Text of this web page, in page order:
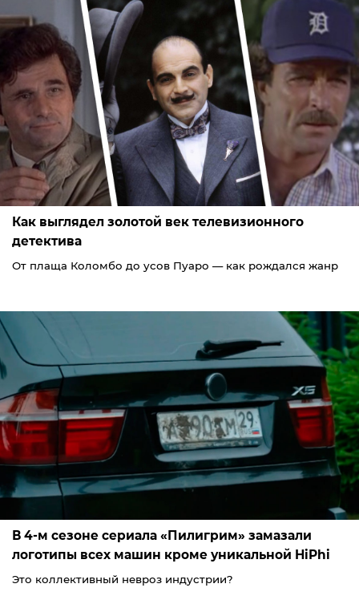
Как выглядел золотой век телевизионного
детектива
От плаща Коломбо до усов Пуаро — как рождался жанр
В 4-м сезоне сериала «Пилигрим» замазали
логотипы всех машин кроме уникальной HiPhi
Это коллективный невроз индустрии?